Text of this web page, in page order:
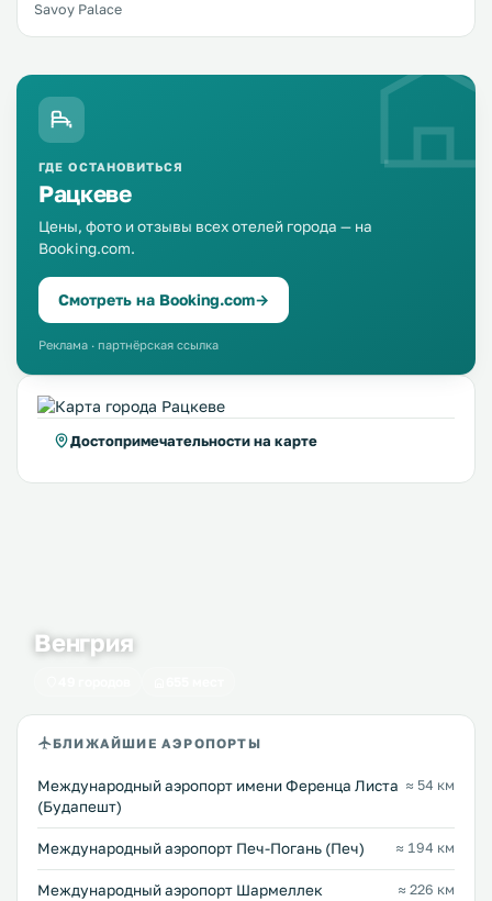
Savoy Palace
ГДЕ ОСТАНОВИТЬСЯ
Рацкеве
Цены, фото и отзывы всех отелей города — на
Booking.com.
Смотреть на Booking.com→
Реклама · партнёрская ссылка
Достопримечательности на карте
Венгрия
БЛИЖАЙШИЕ АЭРОПОРТЫ
Международный аэропорт имени Ференца Листа
(Будапешт)
≈ 54 км
Международный аэропорт Печ-Погань (Печ) ≈ 194 км
Международный аэропорт Шармеллек
≈ 226 км